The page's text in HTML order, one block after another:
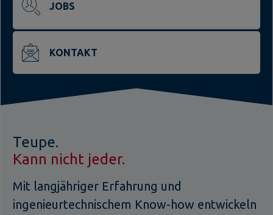
JOBS
KONTAKT
Teupe.
Kann nicht jeder.
Mit langjähriger Erfahrung und
ingenieurtechnischem Know-how entwickeln